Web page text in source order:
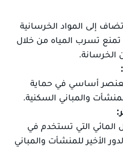
إلى المواد الخرسانية
تمنع تسرب المياه من خلال
الخرسانة.
أساسي في حماية
والمباني السكنية.
التي تستخدم في
الأخير للمنشأت والمباني